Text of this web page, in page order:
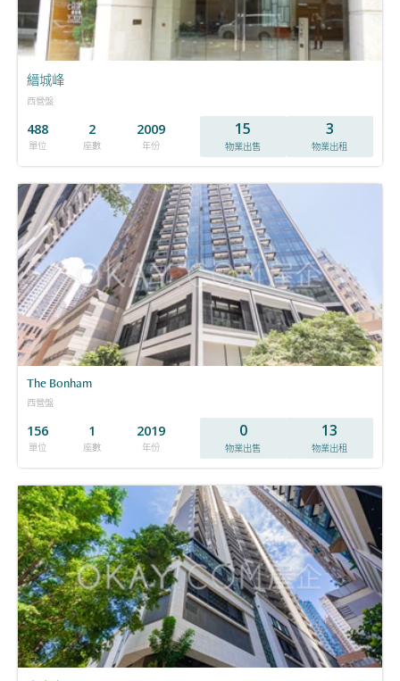
縉城峰
西營盤
488
單位
2
座數
2009
年份
15
物業出售
3
物業出租
The Bonham
西營盤
156
單位
1
座數
2019
年份
0
物業出售
13
物業出租